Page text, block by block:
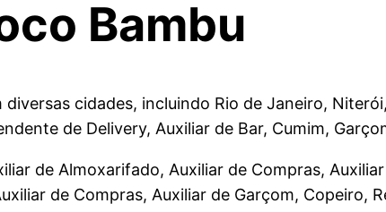
Bambu
cidades, incluindo Rio de Janeiro,
de Delivery, Auxiliar de Bar, Cumim,
de Almoxarifado, Auxiliar de Compras,
de Compras, Auxiliar de Garçom, Copeiro,